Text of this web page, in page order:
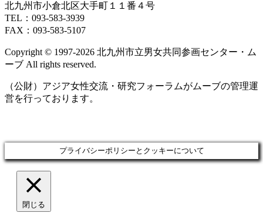
北九州市小倉北区大手町１１番４号
TEL：093‐583‐3939
FAX：093‐583‐5107
Copyright © 1997‐2026 北九州市立男女共同参画センター・ム
ーブ All rights reserved.
（公財）アジア女性交流・研究フォーラムがムーブの管理運
営を行っております。
プライバシーポリシーとクッキーについて
閉じる